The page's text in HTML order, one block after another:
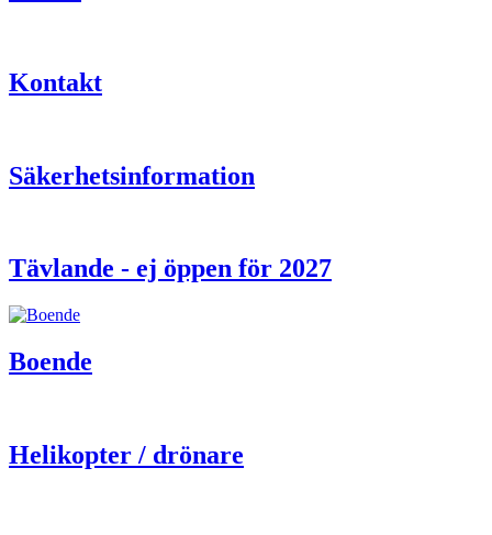
Kontakt
Säkerhetsinformation
Tävlande - ej öppen för 2027
Boende
Helikopter / drönare